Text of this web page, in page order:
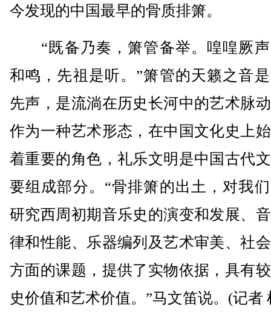
今发现的中国最早的骨质排箫。
“既备乃奏，箫管备举。喤喤厥声
和鸣，先祖是听。”箫管的天籁之音
先声，是流淌在历史长河中的艺术脉
作为一种艺术形态，在中国文化史上
着重要的角色，礼乐文明是中国古代
要组成部分。“骨排箫的出土，对我
研究西周初期音乐史的演变和发展、
律和性能、乐器编列及艺术审美、社
方面的课题，提供了实物依据，具有
史价值和艺术价值。”马文笛说。(记者